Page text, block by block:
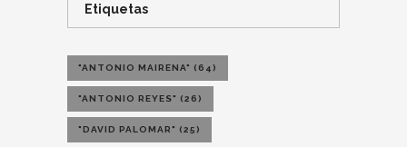
Etiquetas
"ANTONIO MAIRENA" (64)
"ANTONIO REYES" (26)
"DAVID PALOMAR" (25)